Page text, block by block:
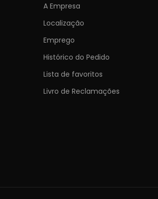
A Empresa
Localização
Emprego
Histórico do Pedido
Lista de favoritos
Livro de Reclamações